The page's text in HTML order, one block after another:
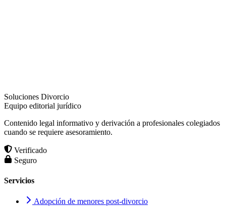
Soluciones Divorcio
Equipo editorial jurídico
Contenido legal informativo y derivación a profesionales colegiados
cuando se requiere asesoramiento.
Verificado
Seguro
Servicios
Adopción de menores post-divorcio